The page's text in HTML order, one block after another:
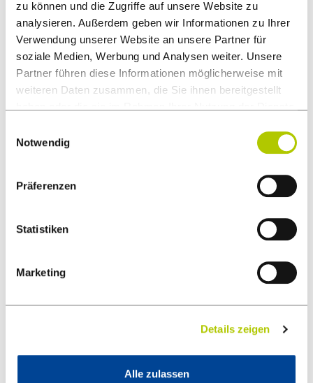
zu können und die Zugriffe auf unsere Website zu
analysieren. Außerdem geben wir Informationen zu Ihrer
Verwendung unserer Website an unsere Partner für
soziale Medien, Werbung und Analysen weiter. Unsere
Partner führen diese Informationen möglicherweise mit
weiteren Daten zusammen, die Sie ihnen bereitgestellt
Notwendig
Präferenzen
Statistiken
Marketing
Details zeigen
Alle zulassen